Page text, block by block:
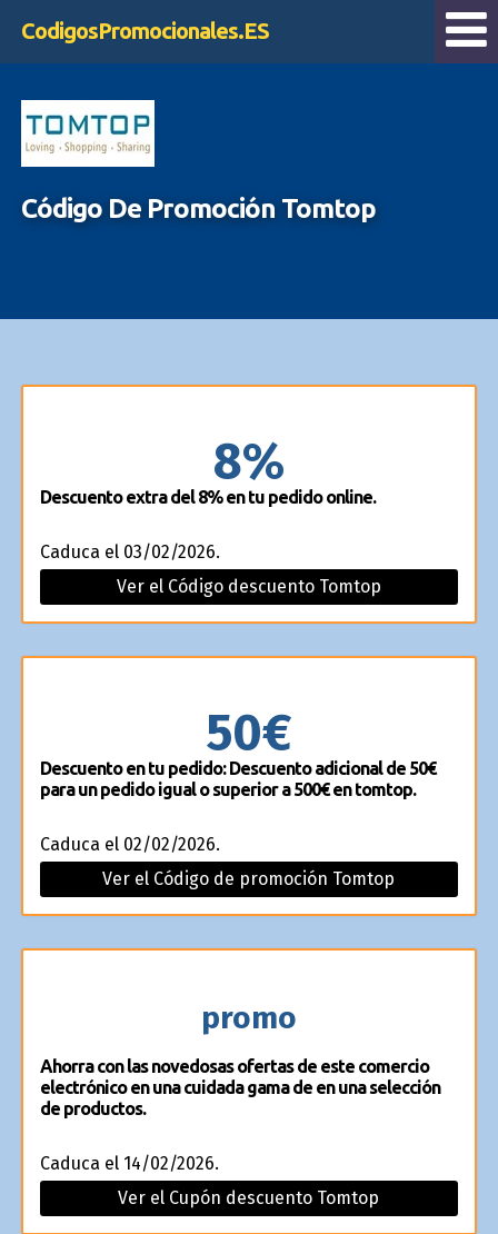
CodigosPromocionales.ES
Código De Promoción Tomtop
8%
Descuento extra del 8% en tu pedido online.
Caduca el 03/02/2026.
Ver el Código descuento Tomtop
50€
Descuento en tu pedido: Descuento adicional de 50€
para un pedido igual o superior a 500€ en tomtop.
Caduca el 02/02/2026.
Ver el Código de promoción Tomtop
promo
Ahorra con las novedosas ofertas de este comercio
electrónico en una cuidada gama de en una selección
de productos.
Caduca el 14/02/2026.
Ver el Cupón descuento Tomtop